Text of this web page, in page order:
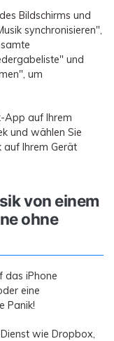
Bildschirms und
synchronisieren",
und
um
App auf Ihrem
und wählen Sie
auf Ihrem Gerät
von einem
ohne
das iPhone
eine
Panik!
wie Dropbox,